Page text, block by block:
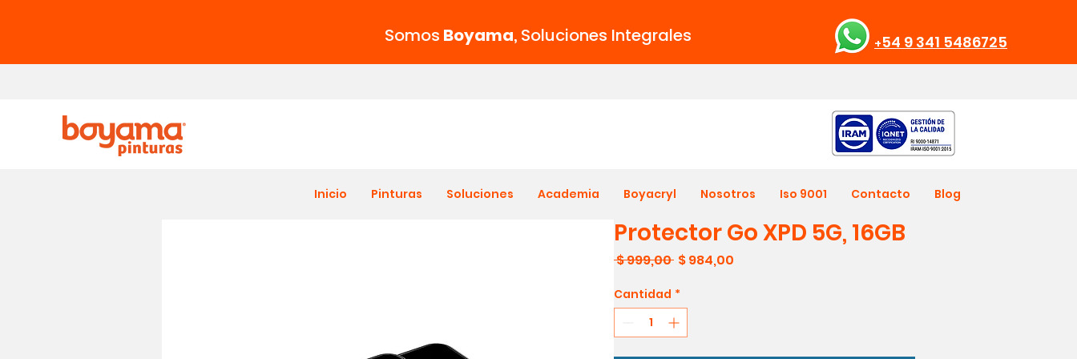
+54 9 341 5486725
Somos Boyama, Soluciones Integrales
Inicio Pinturas Soluciones Academia Boyacryl Nosotros Iso 9001 Contacto Blog
Protector Go XPD 5G, 16GB
$ 999,00 Precio
$ 984,00
Cantidad *